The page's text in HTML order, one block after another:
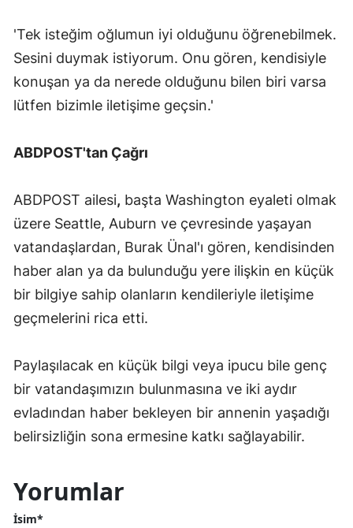
'Tek isteğim oğlumun iyi olduğunu öğrenebilmek.
Sesini duymak istiyorum. Onu gören, kendisiyle
konuşan ya da nerede olduğunu bilen biri varsa
lütfen bizimle iletişime geçsin.'
ABDPOST'tan Çağrı
ABDPOST ailesi, başta Washington eyaleti olmak
üzere Seattle, Auburn ve çevresinde yaşayan
vatandaşlardan, Burak Ünal'ı gören, kendisinden
haber alan ya da bulunduğu yere ilişkin en küçük
bir bilgiye sahip olanların kendileriyle iletişime
geçmelerini rica etti.
Paylaşılacak en küçük bilgi veya ipucu bile genç
bir vatandaşımızın bulunmasına ve iki aydır
evladından haber bekleyen bir annenin yaşadığı
belirsizliğin sona ermesine katkı sağlayabilir.
Yorumlar
İsim*